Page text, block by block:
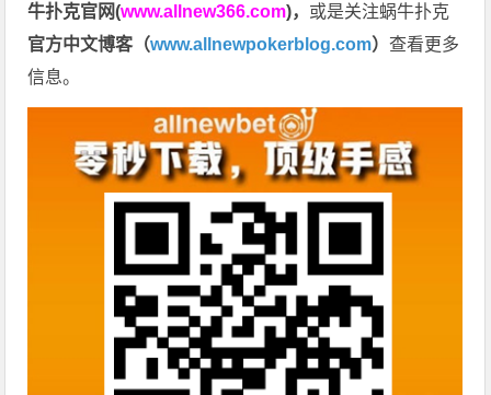
牛扑克官网(www.allnew366.com)， 或是关注蜗牛扑克
官方中文博客（www.allnewpokerblog.com）查看更多
信息。